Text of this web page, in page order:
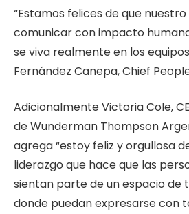
“Estamos felices de que
comunicar con impacto
se viva realmente en los equipos
Fernández Canepa, Chief
Adicionalmente Victoria Cole,
de Wunderman Thompson
agrega“estoy feliz y orgullosa
liderazgo que hace que las
sientan parte de un espacio de
donde puedan expresarse con